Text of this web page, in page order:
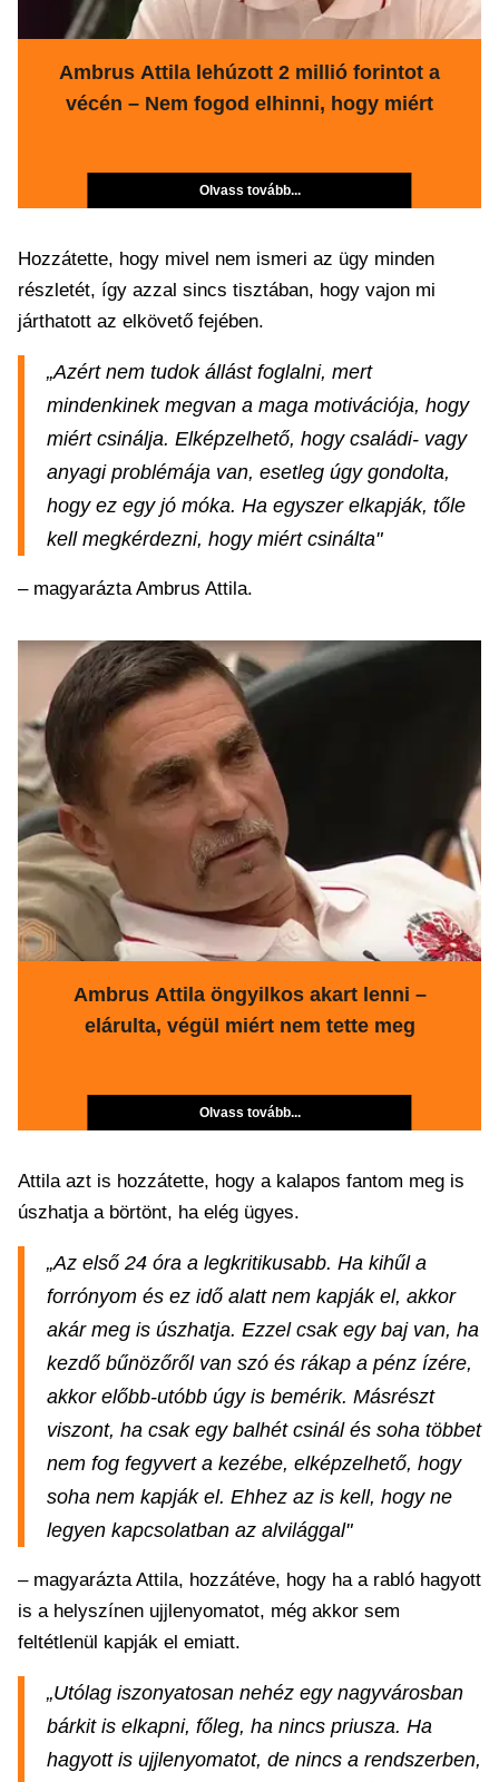
Ambrus Attila lehúzott 2 millió forintot a
vécén – Nem fogod elhinni, hogy miért
Olvass tovább...
Hozzátette, hogy mivel nem ismeri az ügy minden
részletét, így azzal sincs tisztában, hogy vajon mi
járthatott az elkövető fejében.
„Azért nem tudok állást foglalni, mert
mindenkinek megvan a maga motivációja, hogy
miért csinálja. Elképzelhető, hogy családi- vagy
anyagi problémája van, esetleg úgy gondolta,
hogy ez egy jó móka. Ha egyszer elkapják, tőle
kell megkérdezni, hogy miért csinálta"
– magyarázta Ambrus Attila.
Ambrus Attila öngyilkos akart lenni –
elárulta, végül miért nem tette meg
Olvass tovább...
Attila azt is hozzátette, hogy a kalapos fantom meg is
úszhatja a börtönt, ha elég ügyes.
„Az első 24 óra a legkritikusabb. Ha kihűl a
forrónyom és ez idő alatt nem kapják el, akkor
akár meg is úszhatja. Ezzel csak egy baj van, ha
kezdő bűnözőről van szó és rákap a pénz ízére,
akkor előbb-utóbb úgy is bemérik. Másrészt
viszont, ha csak egy balhét csinál és soha többet
nem fog fegyvert a kezébe, elképzelhető, hogy
soha nem kapják el. Ehhez az is kell, hogy ne
legyen kapcsolatban az alvilággal"
– magyarázta Attila, hozzátéve, hogy ha a rabló hagyott
is a helyszínen ujjlenyomatot, még akkor sem
feltétlenül kapják el emiatt.
„Utólag iszonyatosan nehéz egy nagyvárosban
bárkit is elkapni, főleg, ha nincs priusza. Ha
hagyott is ujjlenyomatot, de nincs a rendszerben,